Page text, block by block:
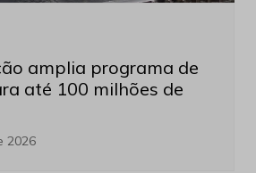
amplia programa de
até 100 milhões de
2026